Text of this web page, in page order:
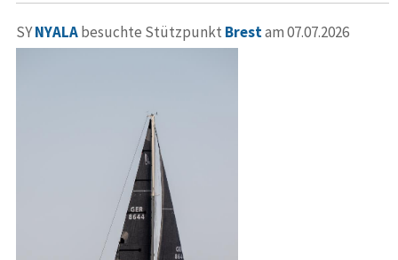
SYNYALAbesuchte Stützpunkt Brestam 07.07.2026